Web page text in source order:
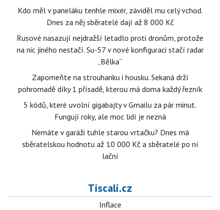
Kdo měl v paneláku tenhle mixér, záviděl mu celý vchod.
Dnes za něj sběratelé dají až 8 000 Kč
Rusové nasazují nejdražší letadlo proti dronům, protože
na nic jiného nestačí. Su-57 v nové konfiguraci stačí radar
„Bělka“
Zapomeňte na strouhanku i housku. Sekaná drží
pohromadě díky 1 přísadě, kterou má doma každý řezník
5 kódů, které uvolní gigabajty v Gmailu za pár minut.
Fungují roky, ale moc lidí je nezná
Nemáte v garáži tuhle starou vrtačku? Dnes má
sběratelskou hodnotu až 10 000 Kč a sběratelé po ní
lační
Tiscali.cz
Inflace